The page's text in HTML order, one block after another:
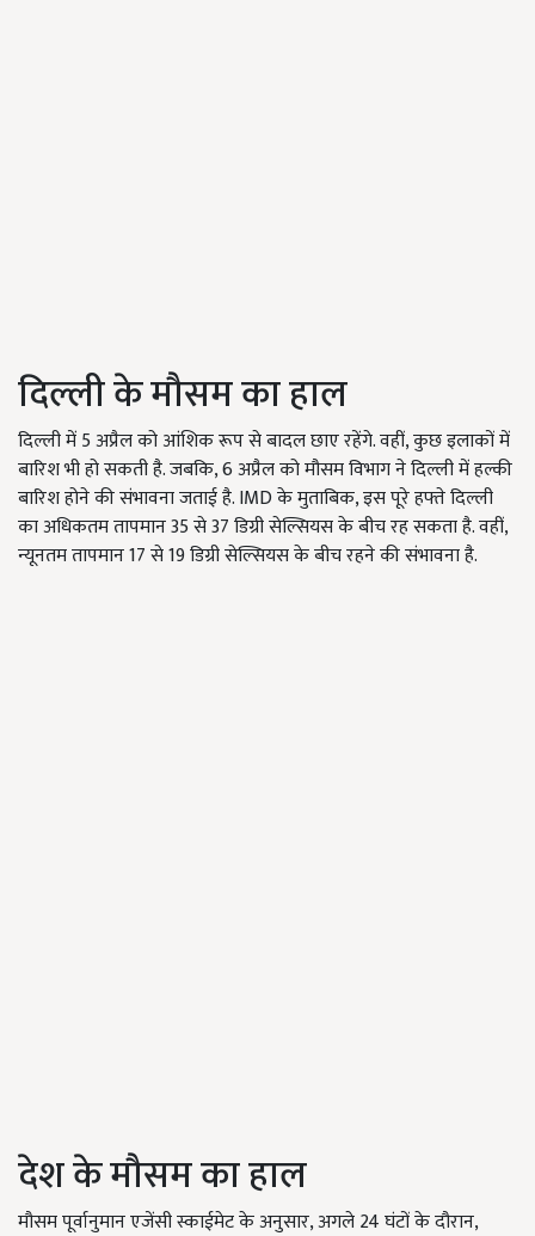
दिल्ली के मौसम का हाल
दिल्ली में 5 अप्रैल को आंशिक रूप से बादल छाए रहेंगे. वहीं, कुछ इलाकों में
बारिश भी हो सकती है. जबकि, 6 अप्रैल को मौसम विभाग ने दिल्ली में हल्की
बारिश होने की संभावना जताई है. IMD के मुताबिक, इस पूरे हफ्ते दिल्ली
का अधिकतम तापमान 35 से 37 डिग्री सेल्सियस के बीच रह सकता है. वहीं,
न्यूनतम तापमान 17 से 19 डिग्री सेल्सियस के बीच रहने की संभावना है.
देश के मौसम का हाल
मौसम पूर्वानुमान एजेंसी स्काईमेट के अनुसार, अगले 24 घंटों के दौरान,